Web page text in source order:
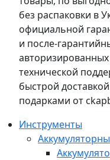
без распаковки в
официальной
и после-
технической
быстрой
подарками от
Инструменты